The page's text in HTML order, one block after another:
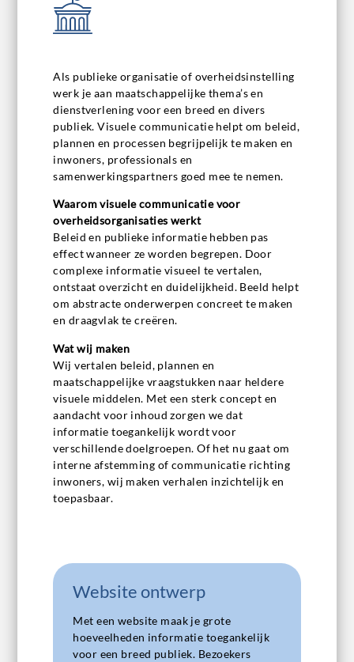
Als publieke organisatie of overheidsinstelling
werk je aan maatschappelijke thema’s en
dienstverlening voor een breed en divers
publiek. Visuele communicatie helpt om beleid,
plannen en processen begrijpelijk te maken en
inwoners, professionals en
samenwerkingspartners goed mee te nemen.
Waarom visuele communicatie voor
overheidsorganisaties werkt
Beleid en publieke informatie hebben pas
effect wanneer ze worden begrepen. Door
complexe informatie visueel te vertalen,
ontstaat overzicht en duidelijkheid. Beeld helpt
om abstracte onderwerpen concreet te maken
en draagvlak te creëren.
Wat wij maken
Wij vertalen beleid, plannen en
maatschappelijke vraagstukken naar heldere
visuele middelen. Met een sterk concept en
aandacht voor inhoud zorgen we dat
informatie toegankelijk wordt voor
verschillende doelgroepen. Of het nu gaat om
interne afstemming of communicatie richting
inwoners, wij maken verhalen inzichtelijk en
toepasbaar.
Website ontwerp
Met een website maak je grote
hoeveelheden informatie toegankelijk
voor een breed publiek. Bezoekers